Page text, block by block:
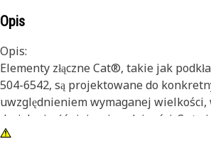
Opis
Opis:
Elementy złączne Cat®, takie jak
504-6542, są projektowane do
uwzględnieniem wymaganej wielkości,
docisku i późniejszej wydajności. Są to
nie posiadają inni producenci.